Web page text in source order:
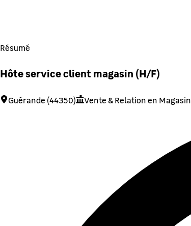
Résumé
Hôte service client magasin (H/F)
Guérande (44350) Vente & Relation en Magasin